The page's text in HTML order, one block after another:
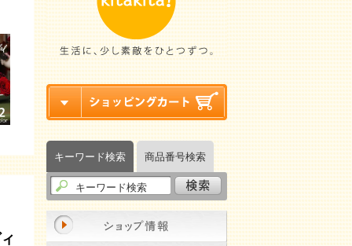
キーワード検索 商品番号検索